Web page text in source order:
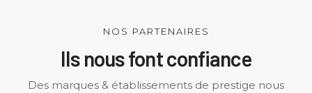
NOS PARTENAIRES
Ils nous font confiance
Des marques & établissements de prestige nous